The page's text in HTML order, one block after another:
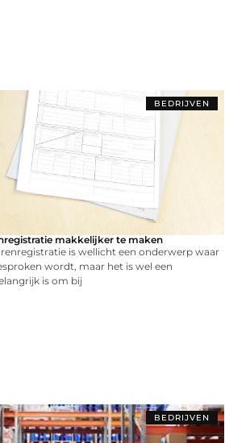
BEDRIJVEN
makkelijker te maken
is wellicht een onderwerp waar
wordt, maar het is wel een
is om bij
BEDRIJVEN